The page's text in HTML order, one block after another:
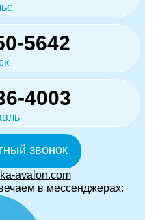
5642
4003
звонок
avalon.com
в мессенджерах: